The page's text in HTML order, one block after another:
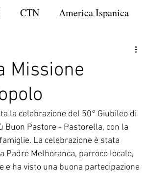
CTN America Ispanica
Missione
la celebrazione del 50° Giubileo di
Buon Pastore - Pastorella, con la
La celebrazione è stata
Padre Melhoranca, parroco locale,
ha visto una buona partecipazione